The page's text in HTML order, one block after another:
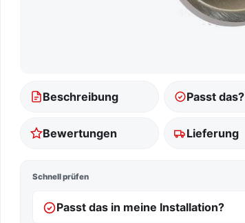
Beschreibung Passt das?
Bewertungen Lieferung
Schnell prüfen
Passt das in meine Installation?